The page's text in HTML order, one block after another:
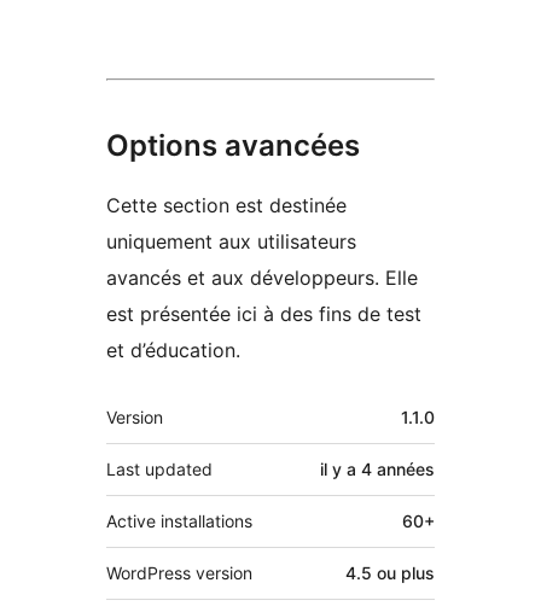
Options avancées
Cette section est destinée
uniquement aux utilisateurs
avancés et aux développeurs. Elle
est présentée ici à des fins de test
et d’éducation.
Méta
Version 1.1.0
Last updated il y a 4 années
Active installations 60+
WordPress version 4.5 ou plus